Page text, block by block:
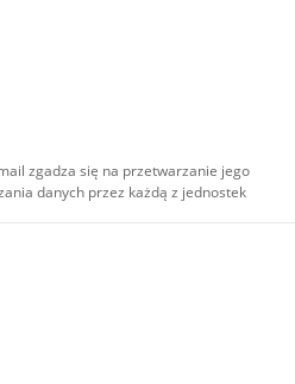
zgadza się na przetwarzanie jego
danych przez każdą z jednostek